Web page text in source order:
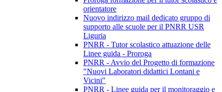
orientatore
Nuovo indirizzo mail dedicato gruppo di
supporto alle scuole per il PNRR USR
Liguria
PNRR - Tutor scolastico attuazione delle
Linee guida - Proroga
PNRR - Avvio del Progetto di formazione
"Nuovi Laboratori didattici Lontani e
Vicini"
PNRR - Linee guida per il monitoraggio e